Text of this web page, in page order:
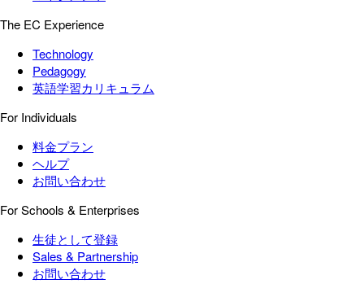
The EC Experience
Technology
Pedagogy
英語学習カリキュラム
For Individuals
料金プラン
ヘルプ
お問い合わせ
For Schools & Enterprises
生徒として登録
Sales & Partnership
お問い合わせ